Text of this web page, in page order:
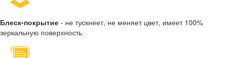
Блеск-покрытие - не тускнеет, не меняет цвет, имеет 100%
зеркальную поверхность